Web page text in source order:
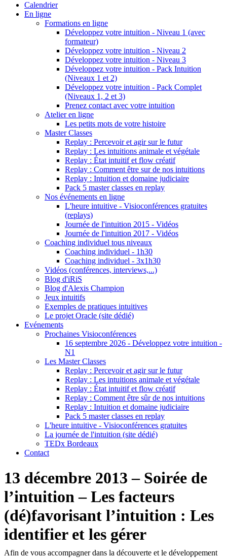
Calendrier
En ligne
Formations en ligne
Développez votre intuition - Niveau 1 (avec
formateur)
Développez votre intuition - Niveau 2
Développez votre intuition - Niveau 3
Développez votre intuition - Pack Intuition
(Niveaux 1 et 2)
Développez votre intuition - Pack Complet
(Niveaux 1, 2 et 3)
Prenez contact avec votre intuition
Atelier en ligne
Les petits mots de votre histoire
Master Classes
Replay : Percevoir et agir sur le futur
Replay : Les intuitions animale et végétale
Replay : État intuitif et flow créatif
Replay : Comment être sur de nos intuitions
Replay : Intuition et domaine judiciaire
Pack 5 master classes en replay
Nos événements en ligne
L'heure intuitive - Visioconférences gratuites
(replays)
Journée de l'intuition 2015 - Vidéos
Journée de l'intuition 2017 - Vidéos
Coaching individuel tous niveaux
Coaching individuel - 1h30
Coaching individuel - 3x1h30
Vidéos (conférences, interviews,...)
Blog d'iRiS
Blog d'Alexis Champion
Jeux intuitifs
Exemples de pratiques intuitives
Le projet Oracle (site dédié)
Evénements
Prochaines Visioconférences
16 septembre 2026 - Développez votre intuition -
N1
Les Master Classes
Replay : Percevoir et agir sur le futur
Replay : Les intuitions animale et végétale
Replay : État intuitif et flow créatif
Replay : Comment être sûr de nos intuitions
Replay : Intuition et domaine judiciaire
Pack 5 master classes en replay
L'heure intuitive - Visioconférences gratuites
La journée de l'intuition (site dédié)
TEDx Bordeaux
Contact
13 décembre 2013 – Soirée de
l’intuition – Les facteurs
(dé)favorisant l’intuition : Les
identifier et les gérer
Afin de vous accompagner dans la découverte et le développement